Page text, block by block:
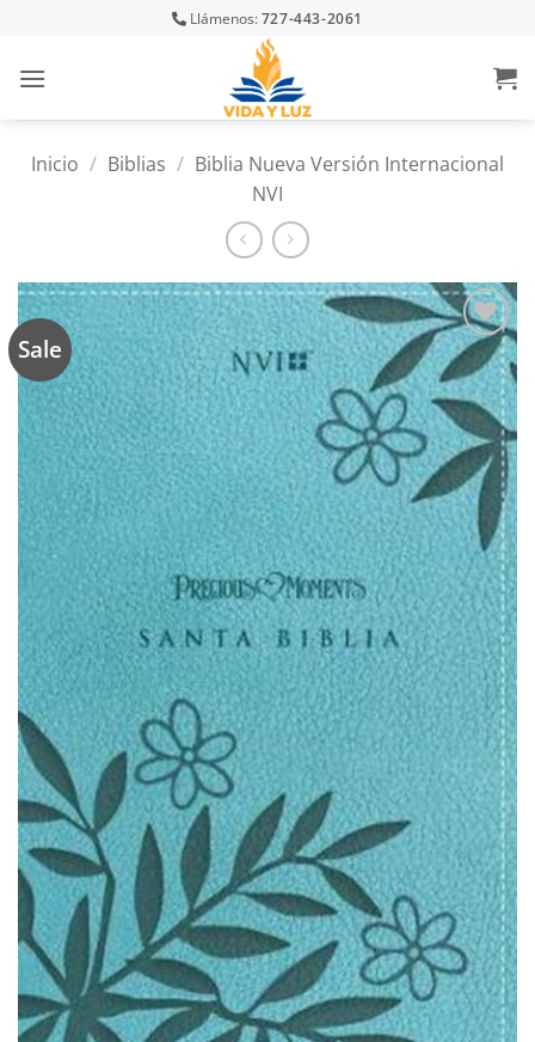
content
Llámenos:727-443-2061
Inicio / Biblias / Biblia Nueva Versión Internacional
NVI
Sale
Añadir
a la
lista
de
deseos